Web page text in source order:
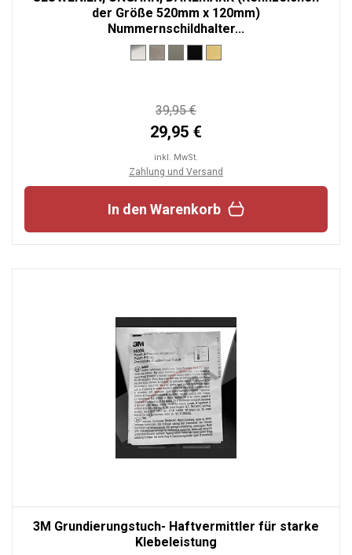
der Größe 520mm x 120mm)
Nummernschildhalter...
39,95 €
29,95 €
inkl. MwSt.
Zahlung und Versand
In den Warenkorb
3M Grundierungstuch- Haftvermittler für starke
Klebeleistung